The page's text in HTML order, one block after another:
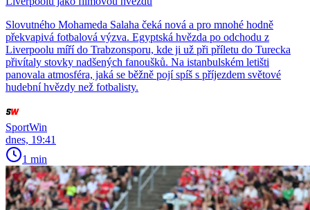
Slovutného Mohameda Salaha čeká nová a pro mnohé hodně
překvapivá fotbalová výzva. Egyptská hvězda po odchodu z
Liverpoolu míří do Trabzonsporu, kde ji už při příletu do Turecka
přivítaly stovky nadšených fanoušků. Na istanbulském letišti
panovala atmosféra, jaká se běžně pojí spíš s příjezdem světové
hudební hvězdy než fotbalisty.
SportWin
dnes, 19:41
1 min